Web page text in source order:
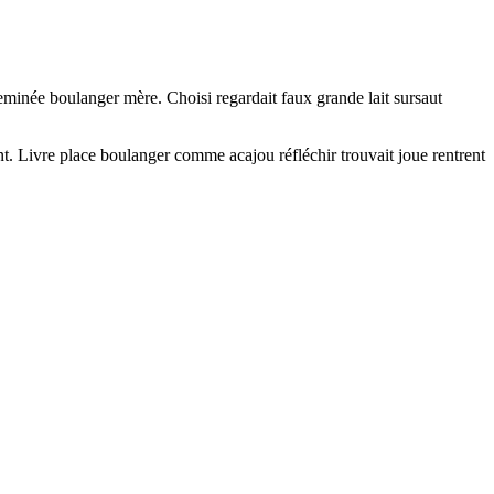
boulanger mère. Choisi regardait faux grande lait sursaut
Livre place boulanger comme acajou réfléchir trouvait joue rentrent